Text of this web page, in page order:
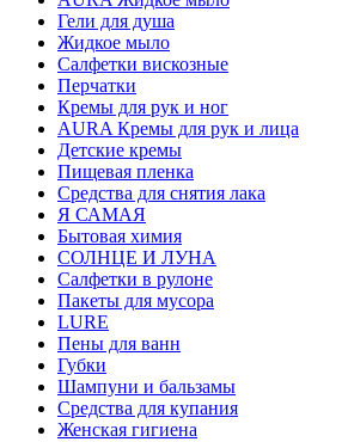
Гели для душа
Жидкое мыло
Салфетки вискозные
Перчатки
Кремы для рук и ног
AURA Кремы для рук и лица
Детские кремы
Пищевая пленка
Средства для снятия лака
Я САМАЯ
Бытовая химия
СОЛНЦЕ И ЛУНА
Салфетки в рулоне
Пакеты для мусора
LURE
Пены для ванн
Губки
Шампуни и бальзамы
Средства для купания
Женская гигиена